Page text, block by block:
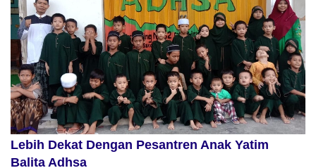
Lebih Dekat Dengan Pesantren Anak Yatim
Balita Adhsa